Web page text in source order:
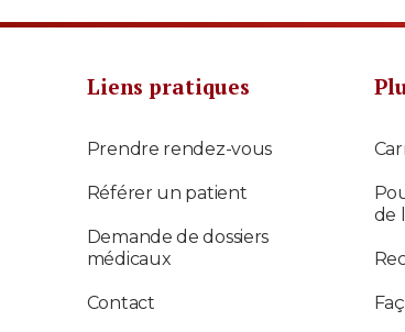
Liens pratiques
Prendre rendez-vous
Référer un patient
Demande de dossiers
médicaux
Contact
de